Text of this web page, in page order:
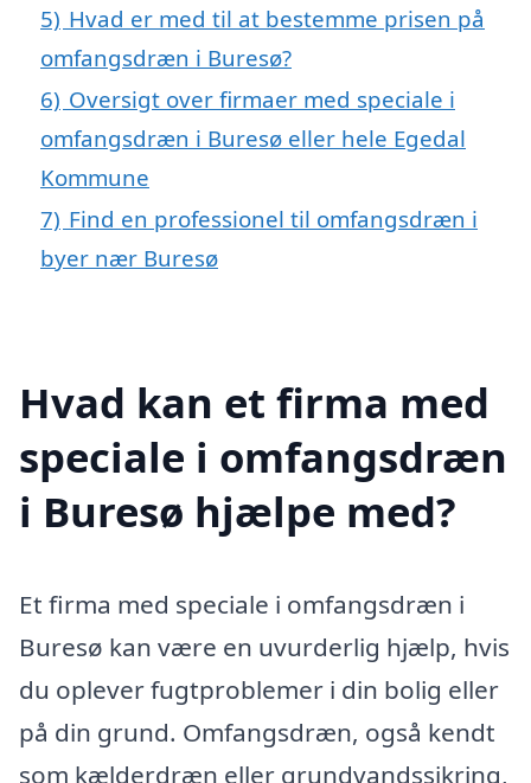
5) Hvad er med til at bestemme prisen på
omfangsdræn i Buresø?
6) Oversigt over firmaer med speciale i
omfangsdræn i Buresø eller hele Egedal
Kommune
7) Find en professionel til omfangsdræn i
byer nær Buresø
Hvad kan et firma med
speciale i omfangsdræn
i Buresø hjælpe med?
Et firma med speciale i omfangsdræn i
Buresø kan være en uvurderlig hjælp, hvis
du oplever fugtproblemer i din bolig eller
på din grund. Omfangsdræn, også kendt
som kælderdræn eller grundvandssikring,